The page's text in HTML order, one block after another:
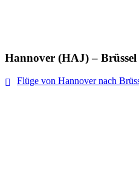
Hannover (HAJ) –
Flüge von Hannover nach